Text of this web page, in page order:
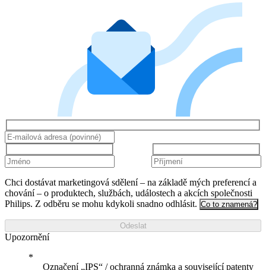
Chci dostávat marketingová sdělení – na základě mých preferencí a
chování – o produktech, službách, událostech a akcích společnosti
Philips. Z odběru se mohu kdykoli snadno odhlásit. Co to znamená?
Odeslat
Upozornění
Označení „IPS“ / ochranná známka a související patenty